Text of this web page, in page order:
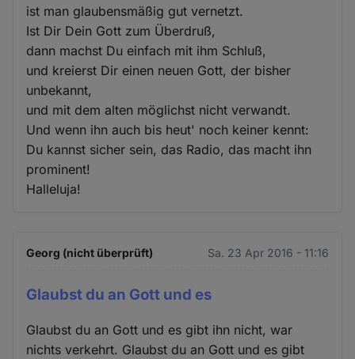
ist man glaubensmäßig gut vernetzt.
Ist Dir Dein Gott zum Überdruß,
dann machst Du einfach mit ihm Schluß,
und kreierst Dir einen neuen Gott, der bisher
unbekannt,
und mit dem alten möglichst nicht verwandt.
Und wenn ihn auch bis heut' noch keiner kennt:
Du kannst sicher sein, das Radio, das macht ihn
prominent!
Halleluja!
Georg (nicht überprüft) Sa. 23 Apr 2016 - 11:16
Glaubst du an Gott und es
Glaubst du an Gott und es gibt ihn nicht, war
nichts verkehrt. Glaubst du an Gott und es gibt